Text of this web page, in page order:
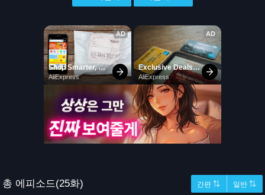
총 에피소드(25화) 간편 ⇅ 일반 ⇅